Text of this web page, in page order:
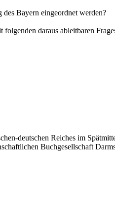
Bayern eingeordnet werden?
daraus ableitbaren
deutschen Reiches im
Buchgesellschaft